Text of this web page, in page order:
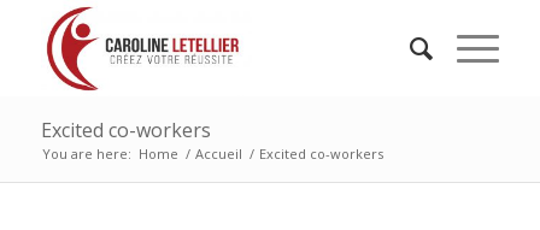
Excited co-workers
You are here: Home / Accueil / Excited co-workers